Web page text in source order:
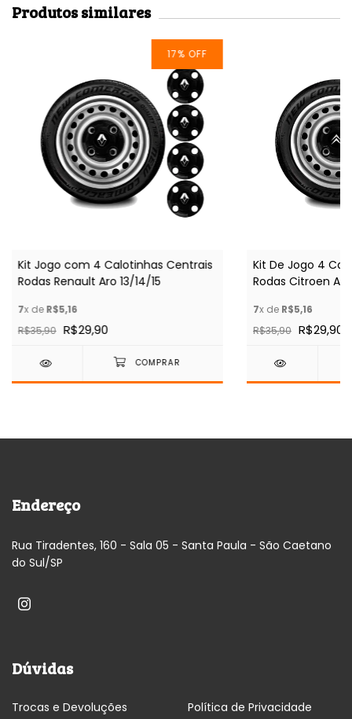
Produtos similares
17% OFF
Kit Jogo com 4 Calotinhas Centrais
Rodas Renault Aro 13/14/15
7x deR$5,16
R$35,90 R$29,90
Kit De Jogo 4
Rodas Citroen Aro
7x de R$5,16
R$35,90 R$29,90
Endereço
Rua Tiradentes, 160 - Sala 05 - Santa Paula - São Caetano
do Sul/SP
Dúvidas
Trocas e Devoluções Política de Privacidade